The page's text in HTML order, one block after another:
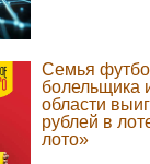
Семья
болельщика
области
рублей в
лото»